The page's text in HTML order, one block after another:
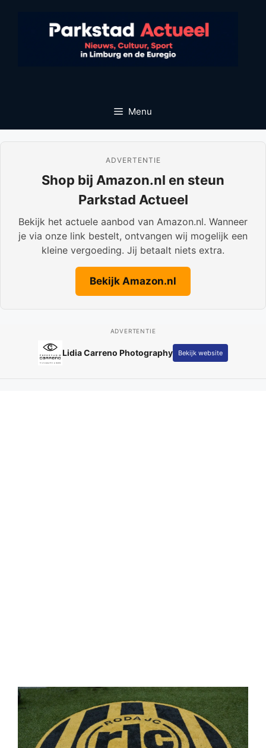
Menu
ADVERTENTIE
Shop bij Amazon.nl en steun
Parkstad Actueel
Bekijk het actuele aanbod van Amazon.nl. Wanneer
je via onze link bestelt, ontvangen wij mogelijk een
kleine vergoeding. Jij betaalt niets extra.
Bekijk Amazon.nl
ADVERTENTIE
Lidia Carreno Photography Bekijk website